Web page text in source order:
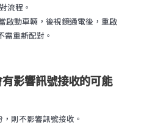
流程。
啟動車輛，後視鏡通電後，重啟
需重新配對。
影響訊號接收的可能
則不影響訊號接收。